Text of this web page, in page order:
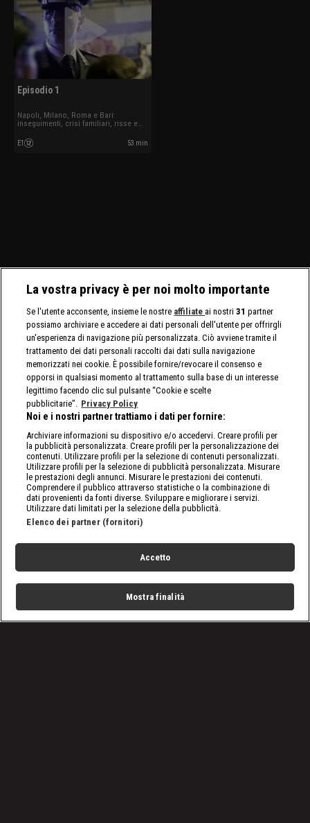
Episodio 1
Napoli, Milano, Roma e Bari:
inseguimenti, crisi familiari, risse e
carabinieri della Radiomobile e del
Norm.
E1 53 min
La vostra privacy è per noi molto importante
Se l'utente acconsente, insieme le nostre affiliate ai nostri31 partner
possiamo archiviare e accedere ai dati personali dell'utente per offrirgli
un'esperienza di navigazione più personalizzata. Ciò avviene tramite il
trattamento dei dati personali raccolti dai dati sulla navigazione
memorizzati nei cookie. È possibile fornire/revocare il consenso e
opporsi in qualsiasi momento al trattamento sulla base di un interesse
legittimo facendo clic sul pulsante “Cookie e scelte
pubblicitarie”. Privacy Policy
Noi e i nostri partner trattiamo i dati per fornire:
Archiviare informazioni su dispositivo e/o accedervi. Creare profili per
la pubblicità personalizzata. Creare profili per la personalizzazione dei
contenuti. Utilizzare profili per la selezione di contenuti personalizzati.
Utilizzare profili per la selezione di pubblicità personalizzata. Misurare
le prestazioni degli annunci. Misurare le prestazioni dei contenuti.
Comprendere il pubblico attraverso statistiche o la combinazione di
dati provenienti da fonti diverse. Sviluppare e migliorare i servizi.
Utilizzare dati limitati per la selezione della pubblicità.
Elenco dei partner (fornitori)
Accetto
Mostra finalità